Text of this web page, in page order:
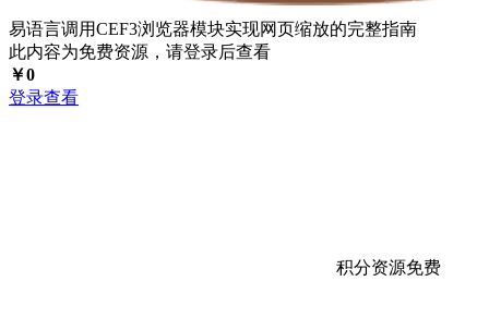
易语言调用CEF3浏览器模块实现网页缩放的完整指南
此内容为免费资源，请登录后查看
￥0
登录查看
积分资源免费